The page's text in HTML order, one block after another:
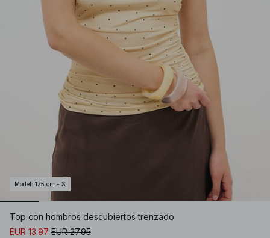
Model : 175 cm - S
Top con hombros descubiertos trenzado
EUR 13.97 EUR 27.95